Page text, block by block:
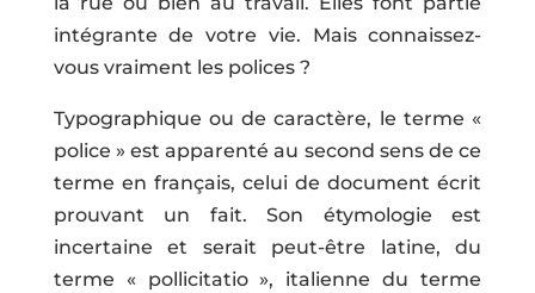
intégrante de votre vie. Mais connaissez-
vous vraiment les polices ?
Typographique ou de caractère, le terme «
police » est apparenté au second sens de ce
terme en français, celui de document écrit
prouvant un fait. Son étymologie est
incertaine et serait peut-être latine, du
terme « pollicitatio », italienne du terme